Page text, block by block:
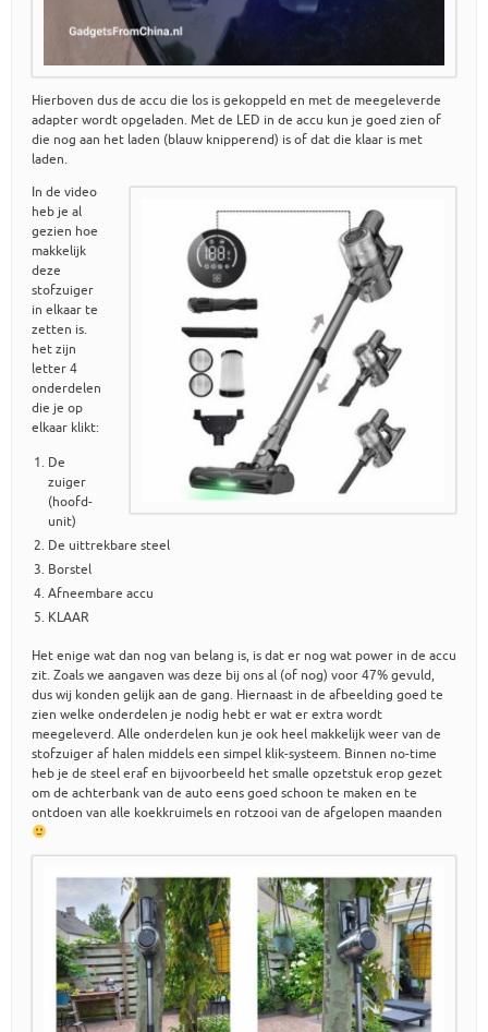
Hierboven dus de accu die los is gekoppeld en met de meegeleverde
adapter wordt opgeladen. Met de LED in de accu kun je goed zien of
die nog aan het laden (blauw knipperend) is of dat die klaar is met
laden.
In de video
heb je al
gezien hoe
makkelijk
deze
stofzuiger
in elkaar te
zetten is.
het zijn
letter 4
onderdelen
die je op
elkaar klikt:
De
zuiger
(hoofd-
unit)
De uittrekbare steel
Borstel
Afneembare accu
KLAAR
Het enige wat dan nog van belang is, is dat er nog wat power in de accu
zit. Zoals we aangaven was deze bij ons al (of nog) voor 47% gevuld,
dus wij konden gelijk aan de gang. Hiernaast in de afbeelding goed te
zien welke onderdelen je nodig hebt er wat er extra wordt
meegeleverd. Alle onderdelen kun je ook heel makkelijk weer van de
stofzuiger af halen middels een simpel klik-systeem. Binnen no-time
heb je de steel eraf en bijvoorbeeld het smalle opzetstuk erop gezet
om de achterbank van de auto eens goed schoon te maken en te
ontdoen van alle koekkruimels en rotzooi van de afgelopen maanden